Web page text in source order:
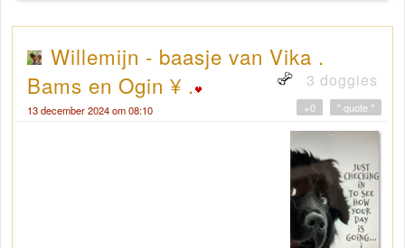
Willemijn - baasje van Vika .
Bams en Ogin ¥ .
3 doggies
13 december 2024 om 08:10 " quote "
+0